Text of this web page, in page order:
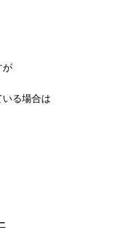
が
る場合は